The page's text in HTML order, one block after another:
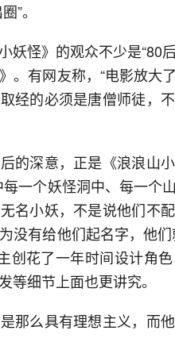
”。
妖怪》的观众不少是“80
。有网友称，“电影放大
经的必须是唐僧师徒，
的深意，正是《浪浪山
一个妖怪洞中、每一个
名小妖，不是说他们不
没有给他们起名字，他
创花了一年时间设计角
等细节上面也更讲究。
那么具有理想主义，而